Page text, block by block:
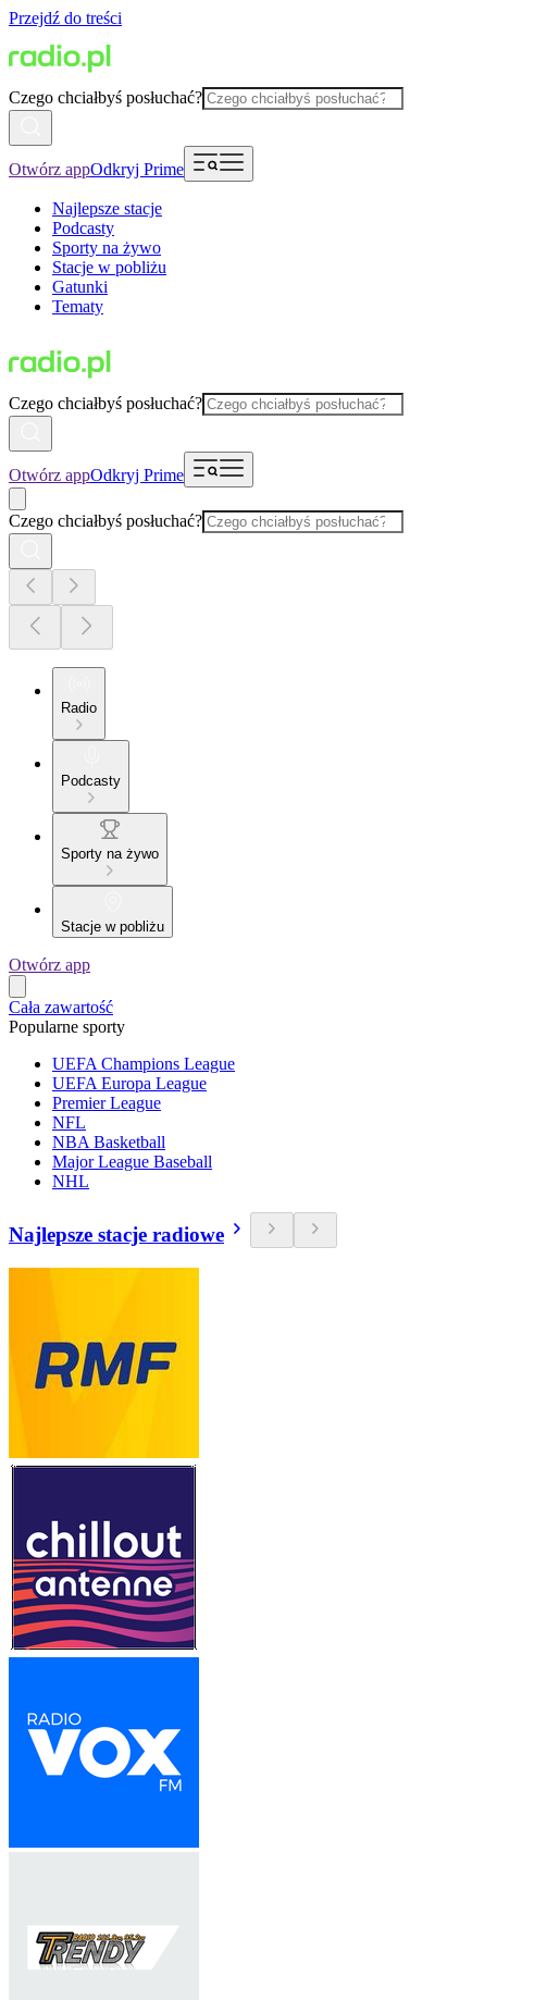
Przejdź do treści
Czego chciałbyś posłuchać?
Otwórz appOdkryj Prime
Najlepsze stacje
Podcasty
Sporty na żywo
Stacje w pobliżu
Gatunki
Tematy
Czego chciałbyś posłuchać?
Otwórz appOdkryj Prime
Czego chciałbyś posłuchać?
Radio
Podcasty
Sporty na żywo
Stacje w pobliżu
Otwórz app
Cała zawartość
Popularne sporty
UEFA Champions League
UEFA Europa League
Premier League
NFL
NBA Basketball
Major League Baseball
NHL
Najlepsze stacje radiowe